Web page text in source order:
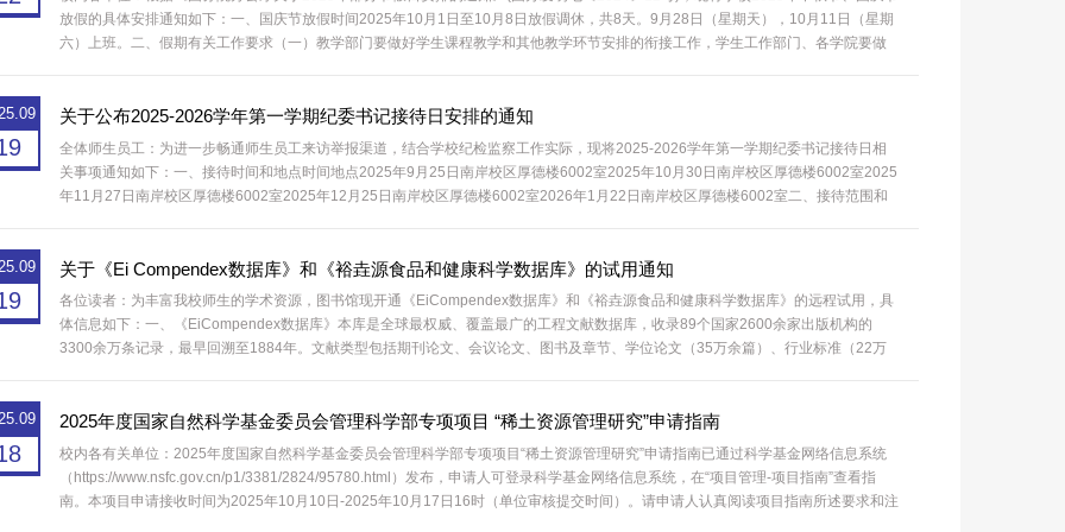
放假的具体安排通知如下：一、国庆节放假时间2025年10月1日至10月8日放假调休，共8天。9月28日（星期天），10月11日（星期
六）上班。二、假期有关工作要求（一）教学部门要做好学生课程教学和其他教学环节安排的衔接工作，学生工作部门、各学院要做
关于公布2025-2026学年第一学期纪委书记接待日安排的通知
全体师生员工：为进一步畅通师生员工来访举报渠道，结合学校纪检监察工作实际，现将2025-2026学年第一学期纪委书记接待日相
关事项通知如下：一、接待时间和地点时间地点2025年9月25日南岸校区厚德楼6002室2025年10月30日南岸校区厚德楼6002室2025
年11月27日南岸校区厚德楼6002室2025年12月25日南岸校区厚德楼6002室2026年1月22日南岸校区厚德楼6002室二、接待范围和
关于《Ei Compendex数据库》和《裕垚源食品和健康科学数据库》的试用通知
各位读者：为丰富我校师生的学术资源，图书馆现开通《EiCompendex数据库》和《裕垚源食品和健康科学数据库》的远程试用，具
体信息如下：一、《EiCompendex数据库》本库是全球最权威、覆盖最广的工程文献数据库，收录89个国家2600余家出版机构的
3300余万条记录，最早回溯至1884年。文献类型包括期刊论文、会议论文、图书及章节、学位论文（35万余篇）、行业标准（22万
2025年度国家自然科学基金委员会管理科学部专项项目 “稀土资源管理研究”申请指南
校内各有关单位：2025年度国家自然科学基金委员会管理科学部专项项目“稀土资源管理研究”申请指南已通过科学基金网络信息系统
（https://www.nsfc.gov.cn/p1/3381/2824/95780.html）发布，申请人可登录科学基金网络信息系统，在“项目管理-项目指南”查看指
南。本项目申请接收时间为2025年10月10日-2025年10月17日16时（单位审核提交时间）。请申请人认真阅读项目指南所述要求和注